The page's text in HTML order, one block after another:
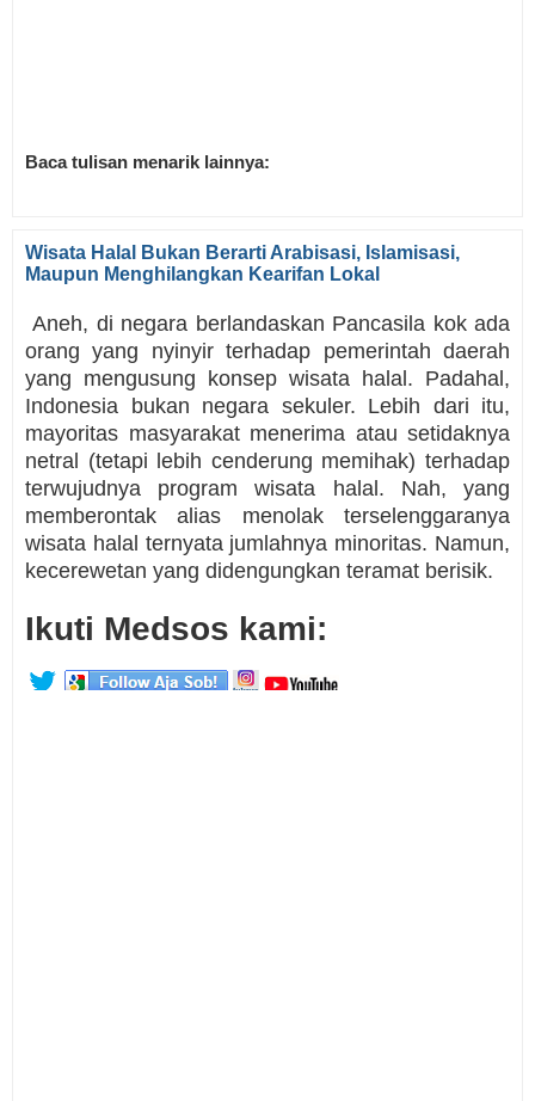
Baca tulisan menarik lainnya:
Wisata Halal Bukan Berarti Arabisasi, Islamisasi,
Maupun Menghilangkan Kearifan Lokal
Aneh, di negara berlandaskan Pancasila kok ada
orang yang nyinyir terhadap pemerintah daerah
yang mengusung konsep wisata halal. Padahal,
Indonesia bukan negara sekuler. Lebih dari itu,
mayoritas masyarakat menerima atau setidaknya
netral (tetapi lebih cenderung memihak) terhadap
terwujudnya program wisata halal. Nah, yang
memberontak alias menolak terselenggaranya
wisata halal ternyata jumlahnya minoritas. Namun,
kecerewetan yang didengungkan teramat berisik.
Ikuti Medsos kami: